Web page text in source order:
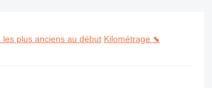
les plus anciens au début Kilométrage ⬊